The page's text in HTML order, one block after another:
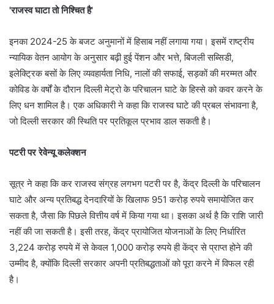
'राजस्व घाटा तो निश्चित है'
इनका 2024-25 के बजट अनुमानों में हिसाब नहीं लगाया गया। इसमें राष्ट्रीय
न्यायिक वेतन आयोग के अनुसार बढ़ी हुई पेंशन और भत्ते, बिजली सब्सिडी,
इलेक्ट्रिक बसों के लिए व्यवहार्यता निधि, नालों की सफाई, सड़कों की मरम्मत और
कोविड के वर्षों के दौरान दिल्ली मेट्रो के परिचालन घाटे के हिस्से को कवर करने के
लिए धन शामिल है। एक अधिकारी ने कहा कि राजस्व घाटे की प्रबल संभावना है,
जो दिल्ली सरकार की स्थिति पर प्रतिकूल प्रभाव डाल सकती है।
पटरी पर रेवेन्यू कलेक्शन
सूत्र ने कहा कि कर राजस्व संग्रह लगभग पटरी पर है, केंद्र दिल्ली के परिचालन
घाटे और अन्य प्रतिबद्ध देनदारियों के खिलाफ 951 करोड़ रुपये समायोजित कर
सकता है, जैसा कि पिछले वित्तीय वर्ष में किया गया था। इसका अर्थ है कि राशि जारी
नहीं की जा सकती है। इसी तरह, केंद्र प्रायोजित योजनाओं के लिए निर्धारित
3,224 करोड़ रुपये में से केवल 1,000 करोड़ रुपये ही केंद्र से प्राप्त होने की
उम्मीद है, क्योंकि दिल्ली सरकार अपनी प्रतिबद्धताओं को पूरा करने में विफल रही
है।